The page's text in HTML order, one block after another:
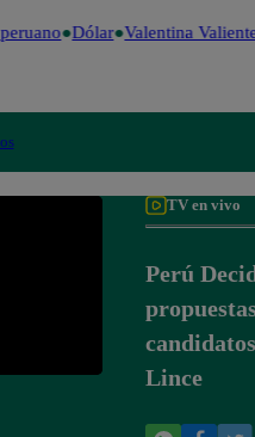
Dólar Valentina Valiente
TV en vivo
Perú
Lince